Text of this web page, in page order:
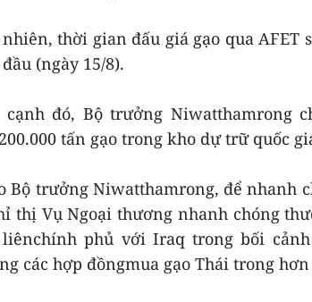
thời gian đấu giá gạo qua AFET
(ngày 15/8).
cạnh đó, Bộ trưởng Niwatthamrong
tấn gạo trong kho dự trữ quốc
Bộ trưởng Niwatthamrong, để nhanh
thị Vụ Ngoại thương nhanh chóng
liênchính phủ với Iraq trong bối
các hợp đồngmua gạo Thái trong